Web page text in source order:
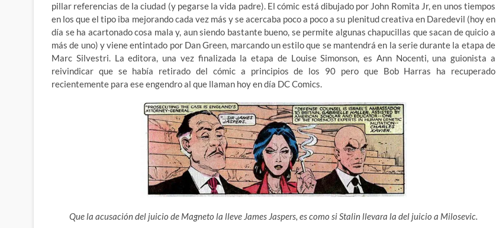
pillar referencias de la ciudad (y pegarse la vida padre). El cómic está dibujado por John Romita Jr, en unos tiempos
en los que el tipo iba mejorando cada vez más y se acercaba poco a poco a su plenitud creativa en Daredevil (hoy en
día se ha acartonado cosa mala y, aun siendo bastante bueno, se permite algunas chapucillas que sacan de quicio a
más de uno) y viene entintado por Dan Green, marcando un estilo que se mantendrá en la serie durante la etapa de
Marc Silvestri. La editora, una vez finalizada la etapa de Louise Simonson, es Ann Nocenti, una guionista a
reivindicar que se había retirado del cómic a principios de los 90 pero que Bob Harras ha recuperado
recientemente para ese engendro al que llaman hoy en día DC Comics.
Que la acusación del juicio de Magneto la lleve James Jaspers, es como si Stalin llevara la del juicio a Milosevic.